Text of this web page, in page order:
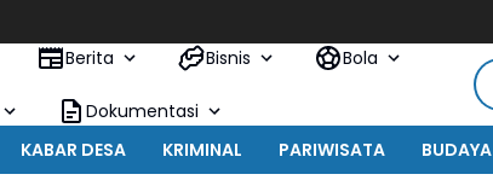
Berita Bisnis Bola
Dokumentasi
KABAR DESA KRIMINAL PARIWISATA BUDAYA